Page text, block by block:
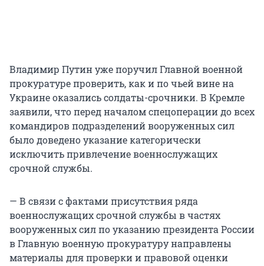
Владимир Путин уже поручил Главной военной
прокуратуре проверить, как и по чьей вине на
Украине оказались солдаты-срочники. В Кремле
заявили, что перед началом спецоперации до всех
командиров подразделений вооруженных сил
было доведено указание категорически
исключить привлечение военнослужащих
срочной службы.
— В связи с фактами присутствия ряда
военнослужащих срочной службы в частях
вооруженных сил по указанию президента России
в Главную военную прокуратуру направлены
материалы для проверки и правовой оценки